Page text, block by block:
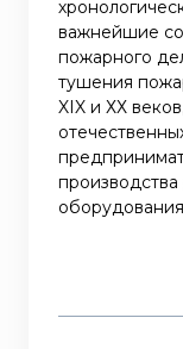
важнейшие
пожарного
тушения
XIX и ХХ